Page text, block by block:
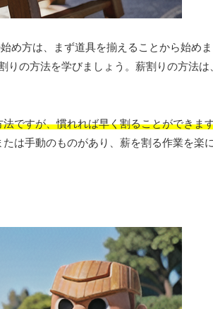
め方は、まず道具を揃えることから始めま
の方法を学びましょう。薪割りの方法は
ですが、慣れれば早く割ることができま
は手動のものがあり、薪を割る作業を楽